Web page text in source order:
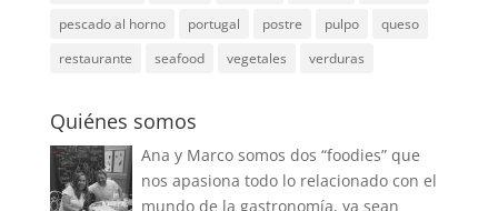
pescado al horno
portugal postre pulpo
queso
restaurante
seafood vegetales verduras
Quiénes somos
Ana y Marco somos dos “foodies” que
nos apasiona todo lo relacionado con el
mundo de la gastronomía, ya sean